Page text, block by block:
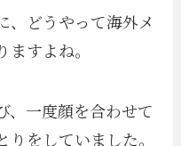
、どうやって海外メ
すよね。
、一度顔を合わせて
をしていました。